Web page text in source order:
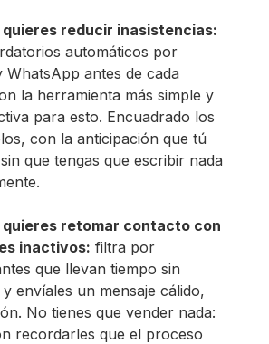
quieres reducir inasistencias:
automáticos por
antes de cada
la herramienta más simple y
para esto. Encuadrado los
con la anticipación que tú
que tengas que escribir nada
quieres retomar contacto con
inactivos: filtra por
que llevan tiempo sin
envíales un mensaje cálido,
No tienes que vender nada:
recordarles que el proceso